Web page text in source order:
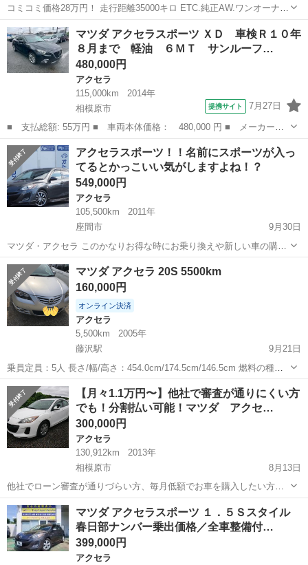
コミコミ価格28万円！ 走行距離35000キロ ETC.純正AW.ワンオーナ
ー、記録簿あり 現車確認時試乗可能 名義変更預かり金5万円 米ご購入
の流れ 最寄り所轄警察署へ行き、車庫証明申請 管轄陸運局へ行き名義
変更...
神奈川 平塚市 大磯駅
マツダ アクセラスポーツ ＸＤ 車検Ｒ１０年
８月まで 軽油 ６ＭＴ サンルーフ…
480,000円
アクセラ
115,000km
2014年
相模原市
提携サイト 7月27日
■ 支払総額: 55万円 ■ 車両本体価格： 480,000 円 ■ メーカー
名： マツダ ■ 車種名： アクセラスポーツ ■ グレード名： Ｘ
Ｄ 車検Ｒ１０年８月まで 軽油 ６ＭＴ サンルーフ 電動ミラ
ー キーレスエント...
神奈川 相模原市 アクセラ
アクセラスポーツ！！名前にスポーツが入っ
てるとかっこいい気がしますよね！？
549,000円
アクセラ
105,500km
2011年
座間市
9月30日
マツダ・アクセラ このかなりお得な時にお乗り換えや新しい車の購入
はいかがでしょうか？9/1～10/31ま
で キャンペーン
を開催します(^^♪ 滅多にないこのチャン...
神奈川 座間市 アクセラ
マツダ アクセラ 20S 5500km
160,000円
オンライン決済
アクセラ
5,500km
2005年
藤沢駅
9月21日
乗員定員：5人 長さ/幅/高さ：454.0cm/174.5cm/146.5cm 燃料の種
類：無鉛レギュラーガソリン 排気量：2000cc ミッション：AT ボディ
タイプ：セダン 駆動方式：FF 外装に少し傷あり 内装は綺麗...
神奈川 藤沢市 藤沢駅 アクセラ ミッション
【月々1.1万円〜】他社で審査が通りにくい方
でも！分割払い可能！マツダ アクセ…
300,000円
アクセラ
130,912km
2013年
相模原市
8月13日
他社でローン審査が通りづらい方、毎月低額でお車を購入したい方、
ぜいお問合せください。 こちらの車両はジモティーが販売していま
す。 分割払いも、ジモティー内で審査を行うので、過去の他社での滞
納歴は関係なくご利用いただけます...
神奈川 相模原市 アクセラ 車両
マツダ アクセラスポーツ １．５Ｓスタイル
春日部ナンバー乗出価格／全車整備付…
399,000円
アクセラ